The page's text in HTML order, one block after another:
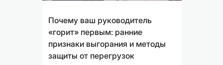
Почему ваш руководитель
«горит» первым: ранние
признаки выгорания и методы
защиты от перегрузок